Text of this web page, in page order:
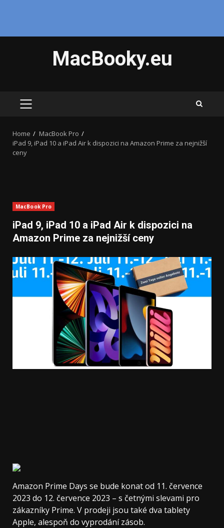
MacBooky.eu
PRIMARY
Home
MacBook Pro
iPad 9, iPad 10 a iPad Air k dispozici na Amazon Prime za nejnižší
ceny
MacBook Pro
iPad 9, iPad 10 a iPad Air k dispozici na
Amazon Prime za nejnižší ceny
Amazon Prime Days se bude konat od 11. července
2023 do 12. července 2023 – s četnými slevami pro
zákazníky Prime. V prodeji jsou také dva tablety
Apple, alespoň do vyprodání zásob.